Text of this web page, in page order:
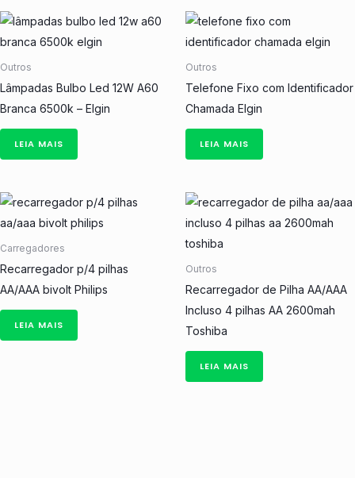
Outros
Lâmpadas Bulbo Led 12W A60
Branca 6500k – Elgin
LEIA MAIS
Outros
Telefone Fixo com Identificador
Chamada Elgin
LEIA MAIS
Carregadores
Recarregador p/4 pilhas
AA/AAA bivolt Philips
LEIA MAIS
Outros
Recarregador de Pilha AA/AAA
Incluso 4 pilhas AA 2600mah
Toshiba
LEIA MAIS